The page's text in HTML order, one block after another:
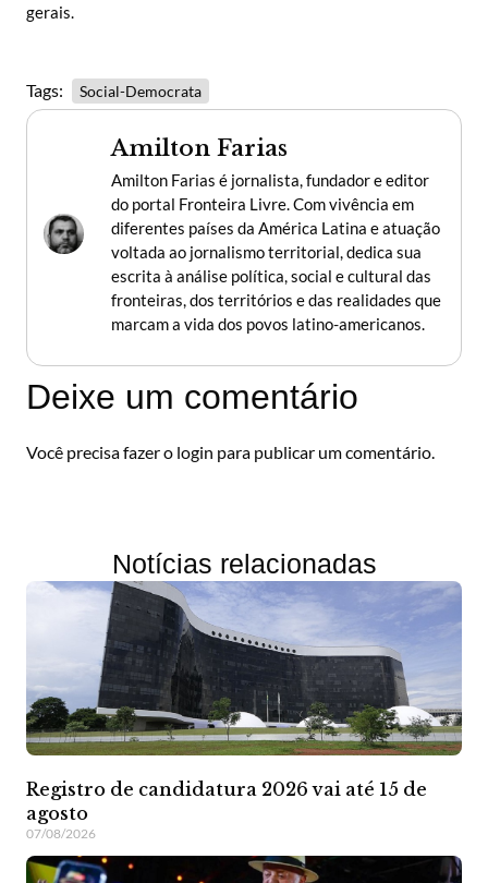
gerais.
Tags: Social-Democrata
Amilton Farias
Amilton Farias é jornalista, fundador e editor
do portal Fronteira Livre. Com vivência em
diferentes países da América Latina e atuação
voltada ao jornalismo territorial, dedica sua
escrita à análise política, social e cultural das
fronteiras, dos territórios e das realidades que
marcam a vida dos povos latino-americanos.
Deixe um comentário
Você precisa fazer o login para publicar um comentário.
Notícias relacionadas
Registro de candidatura 2026 vai até 15 de
agosto
07/08/2026